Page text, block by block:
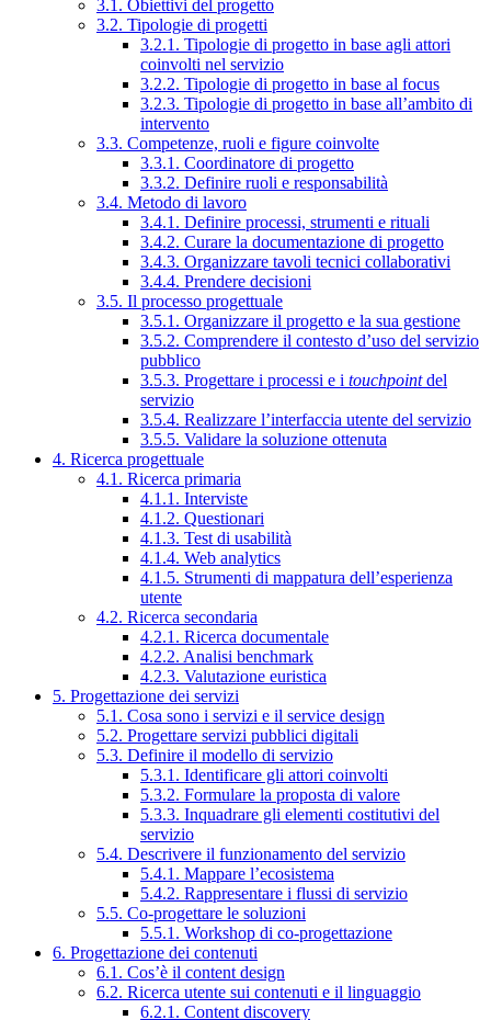
3.1. Obiettivi del progetto
3.2. Tipologie di progetti
3.2.1. Tipologie di progetto in base agli attori
coinvolti nel servizio
3.2.2. Tipologie di progetto in base al focus
3.2.3. Tipologie di progetto in base all’ambito di
intervento
3.3. Competenze, ruoli e figure coinvolte
3.3.1. Coordinatore di progetto
3.3.2. Definire ruoli e responsabilità
3.4. Metodo di lavoro
3.4.1. Definire processi, strumenti e rituali
3.4.2. Curare la documentazione di progetto
3.4.3. Organizzare tavoli tecnici collaborativi
3.4.4. Prendere decisioni
3.5. Il processo progettuale
3.5.1. Organizzare il progetto e la sua gestione
3.5.2. Comprendere il contesto d’uso del servizio
pubblico
3.5.3. Progettare i processi e i touchpointdel
servizio
3.5.4. Realizzare l’interfaccia utente del servizio
3.5.5. Validare la soluzione ottenuta
4. Ricerca progettuale
4.1. Ricerca primaria
4.1.1. Interviste
4.1.2. Questionari
4.1.3. Test di usabilità
4.1.4. Web analytics
4.1.5. Strumenti di mappatura dell’esperienza
utente
4.2. Ricerca secondaria
4.2.1. Ricerca documentale
4.2.2. Analisi benchmark
4.2.3. Valutazione euristica
5. Progettazione dei servizi
5.1. Cosa sono i servizi e il service design
5.2. Progettare servizi pubblici digitali
5.3. Definire il modello di servizio
5.3.1. Identificare gli attori coinvolti
5.3.2. Formulare la proposta di valore
5.3.3. Inquadrare gli elementi costitutivi del
servizio
5.4. Descrivere il funzionamento del servizio
5.4.1. Mappare l’ecosistema
5.4.2. Rappresentare i flussi di servizio
5.5. Co-progettare le soluzioni
5.5.1. Workshop di co-progettazione
6. Progettazione dei contenuti
6.1. Cos’è il content design
6.2. Ricerca utente sui contenuti e il linguaggio
6.2.1. Content discovery